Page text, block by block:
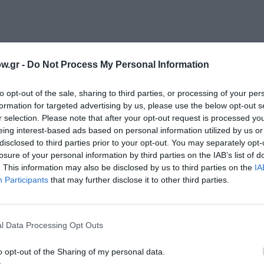
- Do Not Process My Personal Information
opt-out of the sale, sharing to third parties, or processing of your
for targeted advertising by us, please use the below opt-out
selection. Please note that after your opt-out request is processed
interest-based ads based on personal information utilized by us
to third parties prior to your opt-out. You may separately
of your personal information by third parties on the IAB’s list of
This information may also be disclosed by us to third parties on the
Participants that may further disclose it to other third parties.
Data Processing Opt Outs
opt-out of the Sharing of my personal data.
2014Τιμές εισιτηρίων:Γενική Είσοδος: 15€Είσοδος
Προβολών: 6€Προπώληση:sanifestival.gr, viva.grΘεσσαλονίκη:
92, Τ: 2310256173Χαλκιδική:: στα ξενοδοχεία του
24 – Μητροπόλεως 33, Τ: 2310 227288, Mediterranean
Παπασωτηρίου